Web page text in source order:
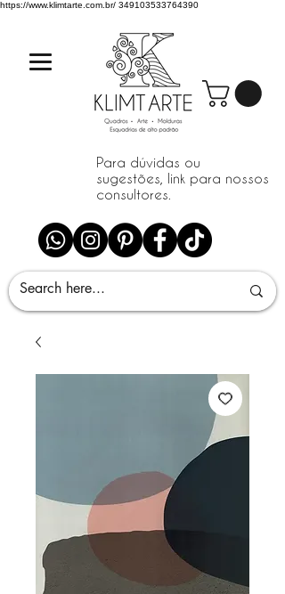
https://www.klimtarte.com.br/ 349103533764390
Para dúvidas ou
sugestões, link para nossos
consultores.